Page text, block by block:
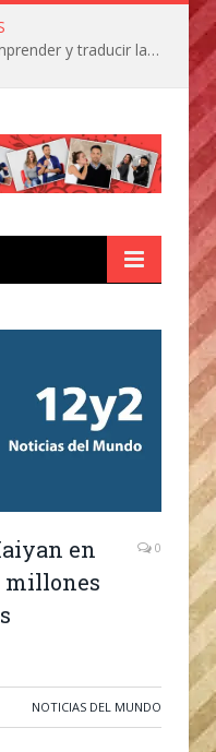
La IA está acercándonos a comprender y traducir las vocalizaciones y comportamientos de nuestras mascotas
en
millones
0
NOTICIAS DEL MUNDO